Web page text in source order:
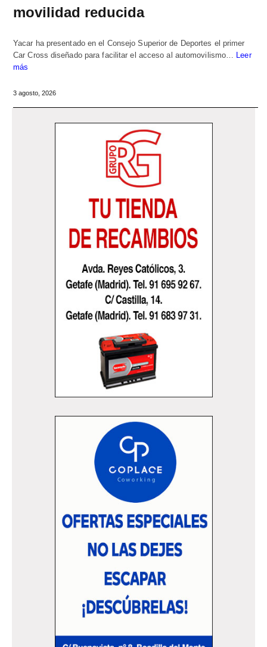
movilidad reducida
Yacar ha presentado en el Consejo Superior de Deportes el primer
Car Cross diseñado para facilitar el acceso al automovilismo… Leer
más
3 agosto, 2026